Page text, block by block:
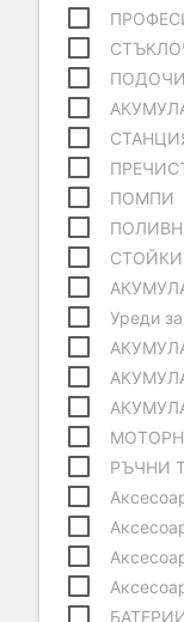
ПОМПИ
Уреди
РЪЧНИ